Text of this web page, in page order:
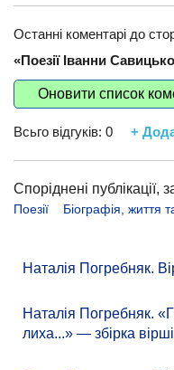
Останні коментарі до
«Поезії Іванни
Оновити список
Всьго відгуків: 0 +
Споріднені публікації,
Поезії
Біографія, життя
Наталія Погребняк.
Наталія Погребняк.
лиха...» — збірка